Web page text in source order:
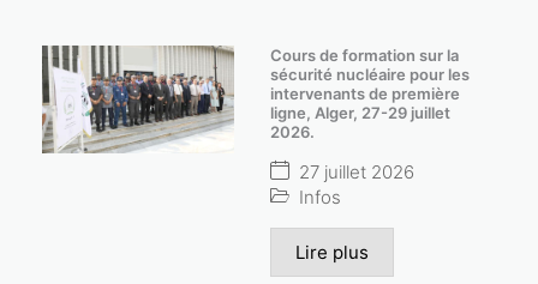
Cours de formation sur la
sécurité nucléaire pour les
intervenants de première
ligne, Alger, 27-29 juillet
2026.
27 juillet 2026
Infos
Lire plus